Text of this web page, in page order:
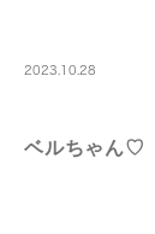
2023.10.28
ベルちゃん♡